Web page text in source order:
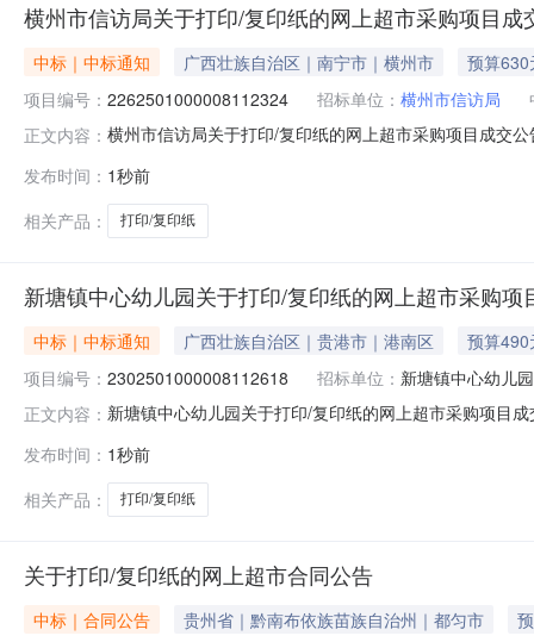
横州市信访局关于打印/复印纸的网上超市采购项目成
中标｜中标通知 广西壮族自治区｜南宁市｜横州市
预算630
项目编号： 2262501000008112324 招标单位： 横州市信访局
正文内容： 横州市信访局关于打印/复印纸的网上超市采购项目成交
购计划信息：序号采购计划文号信息采购计划金额
发布时间： 1秒前
相关产品：
打印/复印纸
新塘镇中心幼儿园关于打印/复印纸的网上超市采购项
中标｜中标通知 广西壮族自治区｜贵港市｜港南区
预算490
项目编号： 2302501000008112618 招标单位： 新塘镇中心幼儿园
正文内容： 新塘镇中心幼儿园关于打印/复印纸的网上超市采购项目
话:18776686121采购计划信息：序号采购计划文号信息
发布时间： 1秒前
相关产品：
打印/复印纸
关于打印/复印纸的网上超市合同公告
中标｜合同公告 贵州省｜黔南布依族苗族自治州｜都匀市